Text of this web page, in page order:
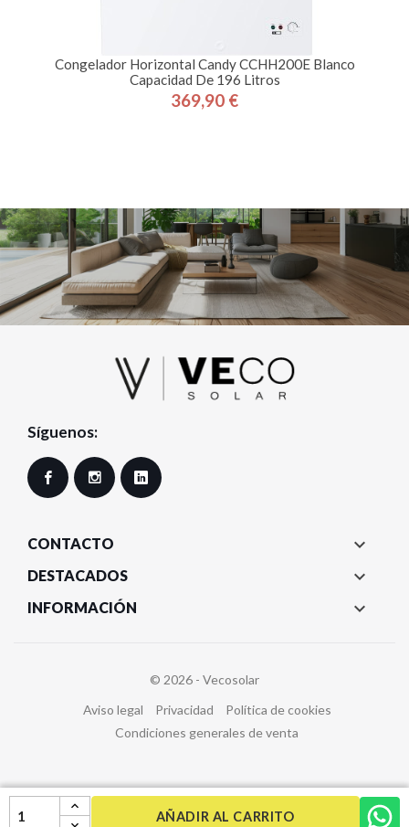
AÑADIR AL CARRITO
Congelador Horizontal Candy CCHH200E Blanco
Capacidad De 196 Litros
Precio
369,90 €
Síguenos:
Facebook Instagram
CONTACTO 
DESTACADOS 
INFORMACIÓN 
© 2026 - Vecosolar
Aviso legal
Privacidad
Política de cookies
Condiciones generales de venta